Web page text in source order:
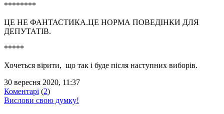
********
ЦЕ НЕ ФАНТАСТИКА.ЦЕ НОРМА ПОВЕДІНКИ ДЛЯ
ДЕПУТАТІВ.
*****
Хочеться вірити, що так і буде після наступних виборів.
30 вересня 2020, 11:37
Коментарі (2)
Вислови свою думку!